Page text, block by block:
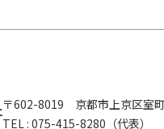
〒602-8019 京都市上京区室
TEL : 075-415-8280（代表）